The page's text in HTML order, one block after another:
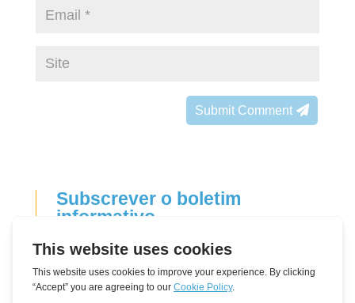
Submit Comment
Subscrever o boletim
informativo
this
field
blank
Correio eletrónico